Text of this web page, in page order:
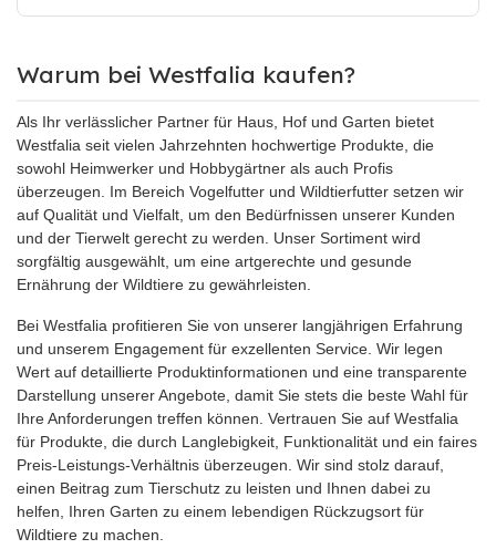
Warum bei Westfalia kaufen?
Als Ihr verlässlicher Partner für Haus, Hof und Garten bietet
Westfalia seit vielen Jahrzehnten hochwertige Produkte, die
sowohl Heimwerker und Hobbygärtner als auch Profis
überzeugen. Im Bereich Vogelfutter und Wildtierfutter setzen wir
auf Qualität und Vielfalt, um den Bedürfnissen unserer Kunden
und der Tierwelt gerecht zu werden. Unser Sortiment wird
sorgfältig ausgewählt, um eine artgerechte und gesunde
Ernährung der Wildtiere zu gewährleisten.
Bei Westfalia profitieren Sie von unserer langjährigen Erfahrung
und unserem Engagement für exzellenten Service. Wir legen
Wert auf detaillierte Produktinformationen und eine transparente
Darstellung unserer Angebote, damit Sie stets die beste Wahl für
Ihre Anforderungen treffen können. Vertrauen Sie auf Westfalia
für Produkte, die durch Langlebigkeit, Funktionalität und ein faires
Preis-Leistungs-Verhältnis überzeugen. Wir sind stolz darauf,
einen Beitrag zum Tierschutz zu leisten und Ihnen dabei zu
helfen, Ihren Garten zu einem lebendigen Rückzugsort für
Wildtiere zu machen.